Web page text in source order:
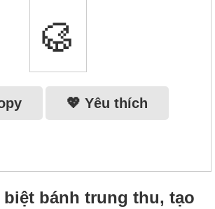
🥮
💖 Yêu thích
biệt bánh trung thu, tạo